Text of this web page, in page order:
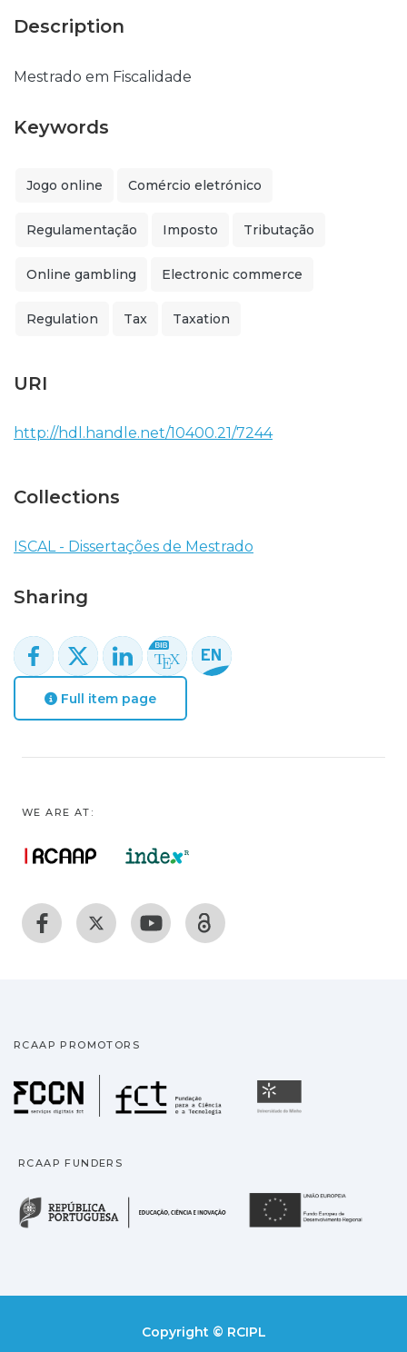
Description
Mestrado em Fiscalidade
Keywords
Jogo online Comércio eletrónico
Regulamentação Imposto Tributação
Online gambling Electronic commerce
Regulation Tax Taxation
URI
http://hdl.handle.net/10400.21/7244
Collections
ISCAL - Dissertações de Mestrado
Sharing
Full item page
WE ARE AT:
RCAAP PROMOTORS
Fundação para a
RCAAP FUNDERS
República Portuguesa
Copyright © RCIPL